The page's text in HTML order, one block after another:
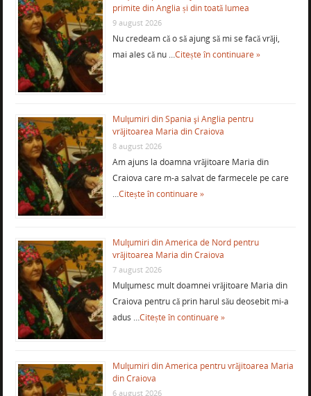
primite din Anglia și din toată lumea
9 august 2026
Nu credeam că o să ajung să mi se facă vrăji,
mai ales că nu …Citește în continuare »
Mulţumiri din Spania şi Anglia pentru
vrăjitoarea Maria din Craiova
8 august 2026
Am ajuns la doamna vrăjitoare Maria din
Craiova care m-a salvat de farmecele pe care
…Citește în continuare »
Mulţumiri din America de Nord pentru
vrăjitoarea Maria din Craiova
7 august 2026
Mulţumesc mult doamnei vrăjitoare Maria din
Craiova pentru că prin harul său deosebit mi-a
adus …Citește în continuare »
Mulţumiri din America pentru vrăjitoarea Maria
din Craiova
6 august 2026